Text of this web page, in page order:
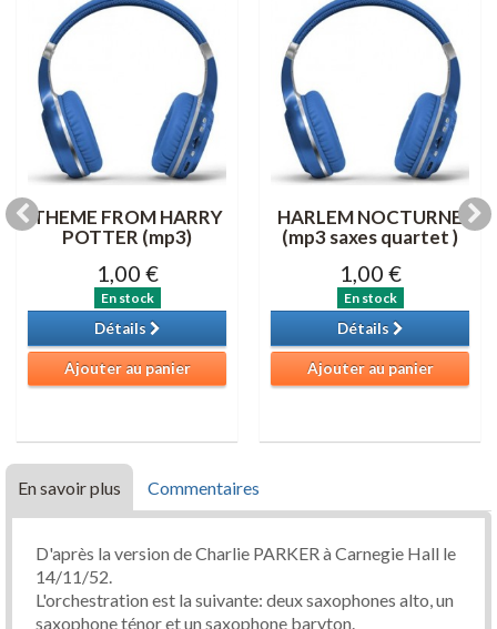
THEME FROM HARRY
POTTER (mp3)
1,00 €
En stock
Détails
Ajouter au panier
HARLEM NOCTURNE
(mp3 saxes quartet )
1,00 €
En stock
Détails
Ajouter au panier
En savoir plus Commentaires
D'après la version de Charlie PARKER à Carnegie Hall le
14/11/52.
L'orchestration est la suivante: deux saxophones alto, un
saxophone ténor et un saxophone baryton.